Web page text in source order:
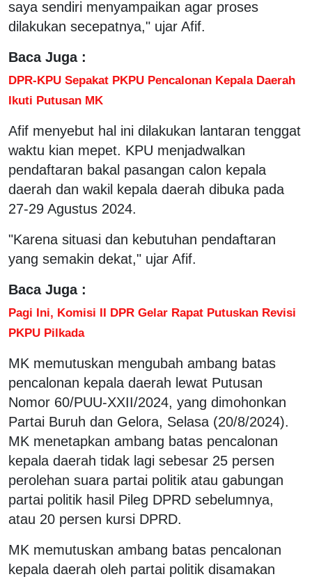
saya sendiri menyampaikan agar proses
dilakukan secepatnya," ujar Afif.
Baca Juga :
DPR-KPU Sepakat PKPU Pencalonan Kepala Daerah
Ikuti Putusan MK
Afif menyebut hal ini dilakukan lantaran tenggat
waktu kian mepet. KPU menjadwalkan
pendaftaran bakal pasangan calon kepala
daerah dan wakil kepala daerah dibuka pada
27-29 Agustus 2024.
"Karena situasi dan kebutuhan pendaftaran
yang semakin dekat," ujar Afif.
Baca Juga :
Pagi Ini, Komisi II DPR Gelar Rapat Putuskan Revisi
PKPU Pilkada
MK memutuskan mengubah ambang batas
pencalonan kepala daerah lewat Putusan
Nomor 60/PUU-XXII/2024, yang dimohonkan
Partai Buruh dan Gelora, Selasa (20/8/2024).
MK menetapkan ambang batas pencalonan
kepala daerah tidak lagi sebesar 25 persen
perolehan suara partai politik atau gabungan
partai politik hasil Pileg DPRD sebelumnya,
atau 20 persen kursi DPRD.
MK memutuskan ambang batas pencalonan
kepala daerah oleh partai politik disamakan